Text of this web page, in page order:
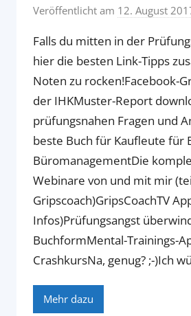
Veröffentlicht am 12. August
Falls du mitten in der
hier die besten Link-Tipps
Noten zu rocken!Facebook-
der IHKMuster-Report
prüfungsnahen Fragen und
beste Buch für Kaufleute für
BüromanagementDie
Webinare von und mit mir
Gripscoach)GripsCoachTV
Infos)Prüfungsangst
BuchformMental-Trainings-
CrashkursNa, genug? ;-)Ich
Mehr dazu